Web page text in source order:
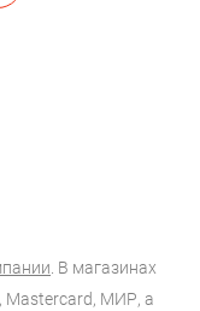
. В магазинах
Mastercard, МИР, а